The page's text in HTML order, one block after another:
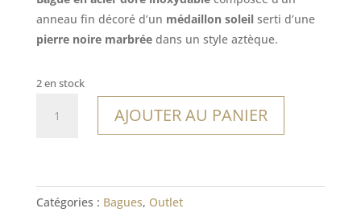
était :
14,00€.
est :
9,80€.
anneau fin décoré d’un médaillon soleilserti d’une
pierre noire marbréedans un style aztèque.
2 en stock
AJOUTER AU PANIER
Catégories : Bagues, Outlet